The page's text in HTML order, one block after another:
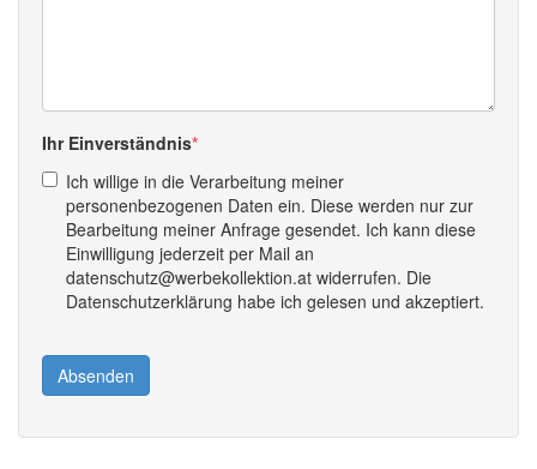
Ihr Einverständnis
Ich willige in die Verarbeitung meiner
personenbezogenen Daten ein. Diese werden nur zur
Bearbeitung meiner Anfrage gesendet. Ich kann diese
Einwilligung jederzeit per Mail an
datenschutz@werbekollektion.at widerrufen. Die
Datenschutzerklärung habe ich gelesen und akzeptiert.
Absenden